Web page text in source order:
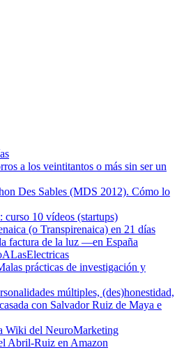
a los veintitantos o más sin ser un
Des Sables (MDS 2012). Cómo lo
curso 10 vídeos (startups)
(o Transpirenaica) en 21 días
factura de la luz —en España
prácticas de investigación y
múltiples, (des)honestidad,
con Salvador Ruiz de Maya e
Wiki del NeuroMarketing
Abril-Ruiz en Amazon